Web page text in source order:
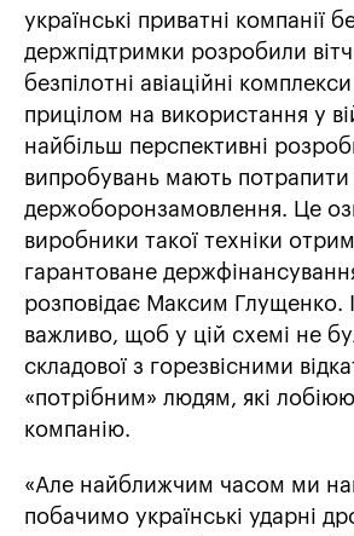
українські приватні компанії
держпідтримки розробили
безпілотні авіаційні
прицілом на використання у
найбільш перспективні
випробувань мають потрапити
держоборонзамовлення. Це
виробники такої техніки
гарантоване
розповідає Максим Глущенко.
важливо, щоб у цій схемі не
складової з горезвісними
«потрібним» людям, які
компанію.
«Але найближчим часом ми
побачимо українські ударні